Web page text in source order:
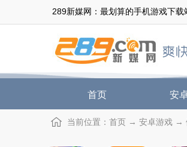
289新媒网：最划算的手机游戏下载
首页 安
当前位置： 首页 → 安卓游戏 →